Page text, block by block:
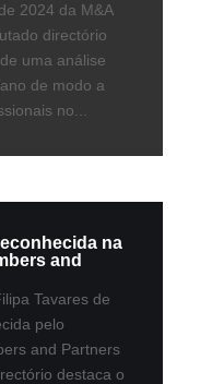
2024 da M&A
directório
uma análise
de modo a
no...
na
and
Tavares de
pelo
and Partners
destaca o